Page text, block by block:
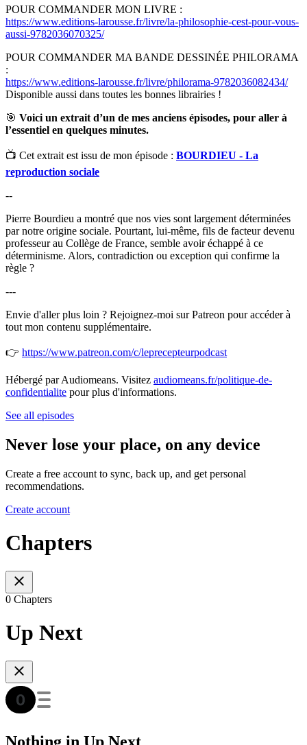
POUR COMMANDER MON LIVRE :
https://www.editions-larousse.fr/livre/la-philosophie-cest-pour-vous-
aussi-9782036070325/
POUR COMMANDER MA BANDE DESSINÉE PHILORAMA
:
https://www.editions-larousse.fr/livre/philorama-9782036082434/
Disponible aussi dans toutes les bonnes librairies !
🎯 Voici un extrait d’un de mes anciens épisodes, pour aller à
l’essentiel en quelques minutes.
📺 Cet extrait est issu de mon épisode : BOURDIEU - La
reproduction sociale
--
Pierre Bourdieu a montré que nos vies sont largement déterminées
par notre origine sociale. Pourtant, lui-même, fils de facteur devenu
professeur au Collège de France, semble avoir échappé à ce
déterminisme. Alors, contradiction ou exception qui confirme la
règle ?
---
Envie d'aller plus loin ? Rejoignez-moi sur Patreon pour accéder à
tout mon contenu supplémentaire.
👉 https://www.patreon.com/c/leprecepteurpodcast⁠
Hébergé par Audiomeans. Visitez audiomeans.fr/politique-de-
confidentialite pour plus d'informations.
See all episodes
Never lose your place, on any device
Create a free account to sync, back up, and get personal
recommendations.
Create account
Chapters
0 Chapters
Up Next
Nothing in Up Next